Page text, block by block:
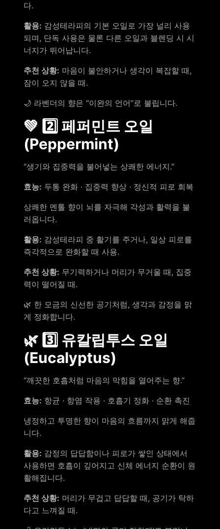
다.
활용: 감성테라피의 기본 오일로 가장 널리 사용
되며, 단독 사용은 물론 다른 오일과 블렌딩 시 시
너지가 뛰어납니다.
추천 상황: 마음이 불안하거나 생각이 복잡할 때,
잠이 오지 않을 때.
🌙 라벤더의 향은 “이완의 언어”로 불립니다.
💚 2️⃣ 페퍼민트 오일
(Peppermint)
“생기와 집중력을 불어넣는 상쾌한 에너지.”
효능: 두통 완화 · 집중력 향상 · 정신적 피로 회복
상쾌한 멘톨 향이 뇌를 자극해 각성과 활력을 불
러옵니다.
활용: 감성테라피 중 활기를 주거나, 일상 피로를
즉각적으로 완화할 때 사용.
추천 상황: 무기력하거나 머리가 무거울 때, 집중
력이 떨어질 때.
🌿 한 모금의 신선한 공기처럼, 생각과 감정을 맑
게 정화합니다.
🌿 3️⃣ 유칼립투스 오일
(Eucalyptus)
“깨끗한 호흡처럼 마음의 막힘을 열어주는 향.”
효능: 항균 · 항염 작용 · 호흡기 정화 · 순환 촉진
냉정하고 투명한 향이 마음의 흐름까지 맑게 해줍
니다.
활용: 감정의 답답함이나 피로가 쌓인 상태에서
사용하면 호흡이 깊어지고 신체 에너지 순환이 원
활해집니다.
추천 상황: 머리가 무겁고 답답할 때, 공기가 탁하
다고 느껴질 때.